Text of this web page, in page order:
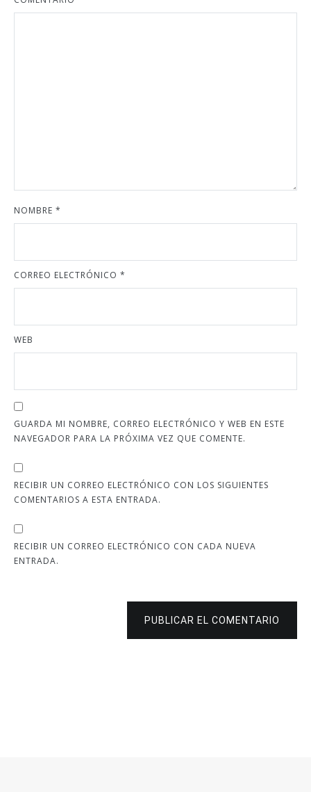
NOMBRE *
CORREO ELECTRÓNICO *
WEB
GUARDA MI NOMBRE, CORREO ELECTRÓNICO Y WEB EN ESTE
NAVEGADOR PARA LA PRÓXIMA VEZ QUE COMENTE.
RECIBIR UN CORREO ELECTRÓNICO CON LOS SIGUIENTES
COMENTARIOS A ESTA ENTRADA.
RECIBIR UN CORREO ELECTRÓNICO CON CADA NUEVA
ENTRADA.
PUBLICAR EL COMENTARIO